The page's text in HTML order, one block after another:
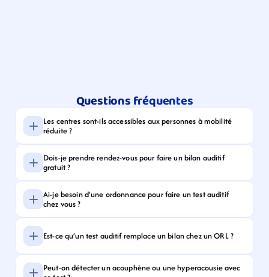
Questions fréquentes
Les centres sont-ils accessibles aux personnes à mobilité
réduite ?
Dois-je prendre rendez-vous pour faire un bilan auditif
gratuit ?
Ai-je besoin d’une ordonnance pour faire un test auditif
chez vous ?
Est-ce qu’un test auditif remplace un bilan chez un ORL ?
Peut-on détecter un acouphène ou une hyperacousie avec